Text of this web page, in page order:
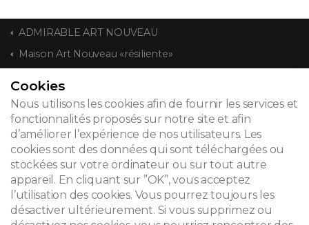
ADMIRABLE ART NOUVEAU
Maison Art Nouveau «résiliente»
CONTACT
© 2026
Mentions légales
Newsletter
Cookies
Nous utilisons les cookies afin de fournir les services et
fonctionnalités proposés sur notre site et afin
d’améliorer l’expérience de nos utilisateurs. Les
cookies sont des données qui sont téléchargées ou
stockées sur votre ordinateur ou sur tout autre
appareil. En cliquant sur ”OK”, vous acceptez
l’utilisation des cookies. Vous pourrez toujours les
désactiver ultérieurement. Si vous supprimez ou